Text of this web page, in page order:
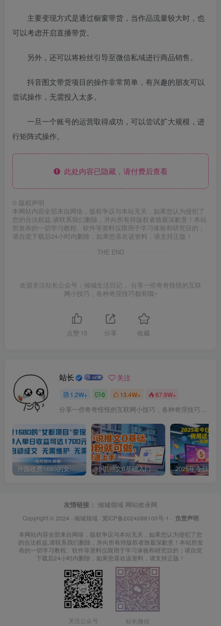
主要变现方式是通过橱窗带货，当作品流量较大时，也
可以考虑开启直播带货。
另外，还可以将粉丝引导至微信私域进行商品销售。
抖音图文带货项目的操作非常简单，有兴趣的朋友可以
尝试操作，无需投入太多。
一旦一个账号的运营取得成功，可以尝试扩大规模，进
行矩阵式操作。
此处内容已隐藏，请付费后查看
© 版权声明
本网站内容全部来自网络，版权争议与本站无关，如果您认为侵犯了
您的合法权益,请联系我们删除，并向所有持版权者致最深歉意！本站
所发布的一切学习教程、软件等资料仅限用于学习体验和研究目的；
请自觉下载后24小时内删除，如果您喜欢该资料，请支持正版！
THE END
欢迎关注站长公众号：倾城生活日记 。分享一些奇奇怪怪的互联
网小技巧，各种奇淫技巧都有哦~
点赞 15 分享 收藏
站长 关注
1.2W+ 0 13.4W+ 67.9W+
分享一些奇奇怪怪的互联网小技巧，各种奇淫技巧都在本站。
外面收费1680的女粉项目变现，单人单日收益可达1.7k，全自动成交无需维护 小说推文0基础入门教程，0粉就可做，快速上手
友情链接： 倾城领域 网站收录网
Copyright © 2024 · 倾城领域· 冀ICP备2024088100号-1 · 负责声明
本网站内容全部来自网络，版权争议与本站无关，如果您认为侵犯了您
的合法权益,请联系我们删除，并向所有持版权者致最深歉意！本站所发
布的一切学习教程、软件等资料仅限用于学习体验和研究目的；请自觉
下载后24小时内删除，如果您喜欢该资料，请支持正版！
关注公众号 站长微信